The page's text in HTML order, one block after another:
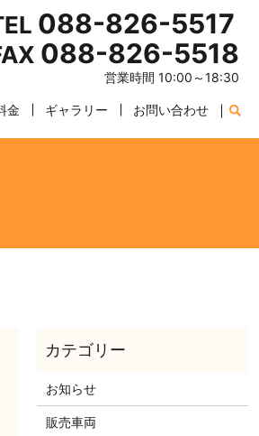
088-826-5517
088-826-5518
営業時間 10:00～18:30
金 ギャラリー お問い合わせ
お知らせ
販売車両